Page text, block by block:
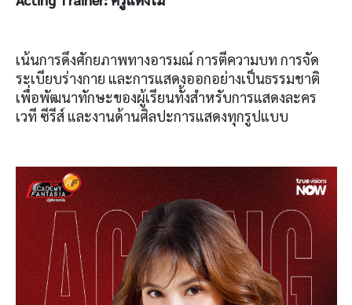
เน้นการดึงศักยภาพทางอารมณ์ การตีความบท การจัด
ระเบียบร่างกาย และการแสดงออกอย่างเป็นธรรมชาติ
เพื่อพัฒนาทักษะของผู้เรียนทั้งสำหรับการแสดงละคร
เวที ซีรีส์ และงานด้านศิลปะการแสดงทุกรูปแบบ